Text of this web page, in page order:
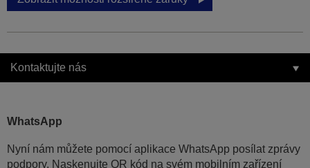
Kontaktujte nás
WhatsApp
Nyní nám můžete pomocí aplikace WhatsApp posílat zprávy
podpory. Naskenujte QR kód na svém mobilním zařízení